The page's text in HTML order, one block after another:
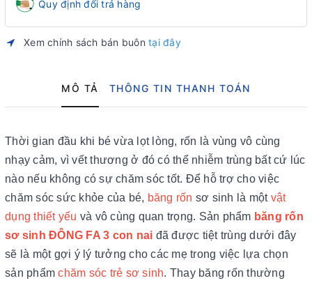
Quy định đổi trả hàng
Xem chính sách bán buôn tại đây
MÔ TẢ THÔNG TIN THANH TOÁN
Thời gian đầu khi bé vừa lọt lòng, rốn là vùng vô cùng
nhạy cảm, vì vết thương ở đó có thể nhiễm trùng bất cứ lúc
nào nếu không có sự chăm sóc tốt. Để hỗ trợ cho việc
chăm sóc sức khỏe của bé, băng rốn sơ sinh là một vật
dụng thiết yếu và vô cùng quan trọng. Sản phẩm băng rốn
sơ sinh ĐÔNG FA 3 con nai đã được tiệt trùng dưới đây
sẽ là một gợi ý lý tưởng cho các mẹ trong việc lựa chọn
sản phẩmchăm sóc trẻ sơ sinh. Thay băng rốn thường